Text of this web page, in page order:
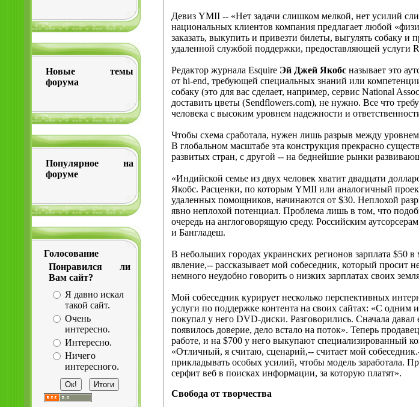
Новые темы
форума
Популярное на
форуме
Голосование
Понравился ли
Вам сайт?
Я давно искал
такой сайт.
Очень
интересно.
Интересно.
Ничего
интересного.
Девиз YMII -- «Нет задачи слишком мелкой, нет усилий
национальных клиентов компания предлагает любой
заказать, выкупить и привезти билеты, выгулять собаку и
удаленной службой поддержки, предоставляющей услуги
Редактор журнала Esquire Эй Джей Якобс называет это
от hi-end, требующей специальных знаний или
собаку (это для вас сделает, например, сервис National
доставить цветы (Sendflowers.com), не нужно. Все что
человека с высоким уровнем надежности и
Чтобы схема сработала, нужен лишь разрыв между уровнем
В глобальном масштабе эта конструкция прекрасно
развитых стран, с другой -- на беднейшие рынки
«Индийской семье из двух человек хватит двадцати
Якобс. Расценки, по которым YMII или аналогичный
удаленных помощников, начинаются от $30. Неплохой
явно неплохой потенциал. Проблема лишь в том, что
очередь на англоговорящую среду. Российским
и Бангладеш.
В небольших городах украинских регионов зарплата $50
явление,-- рассказывает мой собеседник, который просит
немного неудобно говорить о низких зарплатах своих
Мой собеседник курирует несколько перспективных
услуги по поддержке контента на своих сайтах: «С одним
покупал у него DVD-диски. Разговорились. Сначала давал
появилось доверие, дело встало на поток». Теперь
работе, и на $700 у него выкупают специализированный
«Отличный, я считаю, сценарий,-- считает мой
прикладывать особых усилий, чтобы модель заработала.
серфит веб в поисках информации, за которую платят».
Свобода от творчества